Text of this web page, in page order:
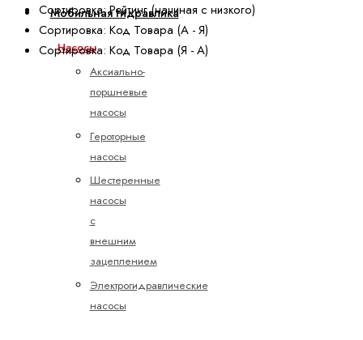
Мобильная гидравлика
Насосы
Аксиально-
поршневые
насосы
Героторные
насосы
Шестеренные
насосы
с
внешним
зацеплением
Электрогидравлические
насосы
Сортировка: Рейтинг (начиная с низкого)
Сортировка: Код Товара (А - Я)
Сортировка: Код Товара (Я - А)